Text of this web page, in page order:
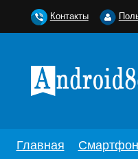
Главная
Контакты